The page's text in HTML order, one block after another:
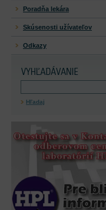
Poradňa lekára
Skúsenosti užívateľov
Odkazy
Hľadaj